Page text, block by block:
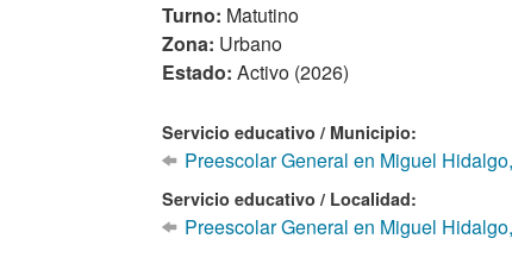
Turno: Matutino
Zona: Urbano
Estado: Activo (2026)
Servicio educativo / Municipio:
Preescolar General en Miguel
Servicio educativo / Localidad:
Preescolar General en Miguel